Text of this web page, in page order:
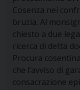
Cosenza nei
bruzia. Al
chiesto a due
ricerca di detta
Procura
che l’avviso di
consacrazione